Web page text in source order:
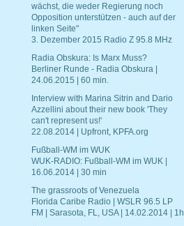
wächst, die weder Regierung noch
Opposition unterstützen - auch auf der
linken Seite"
3. Dezember 2015 Radio Z 95.8 MHz
Radia Obskura: Is Marx Muss?
Berliner Runde - Radia Obskura |
24.06.2015 | 60 min.
Interview with Marina Sitrin and Dario
Azzellini about their new book 'They
can't represent us!'
22.08.2014 | Upfront, KPFA.org
Fußball-WM im WUK
WUK-RADIO: Fußball-WM im WUK |
16.06.2014 | 30 min
The grassroots of Venezuela
Florida Caribe Radio | WSLR 96.5 LP
FM | Sarasota, FL, USA | 14.02.2014 | 1h